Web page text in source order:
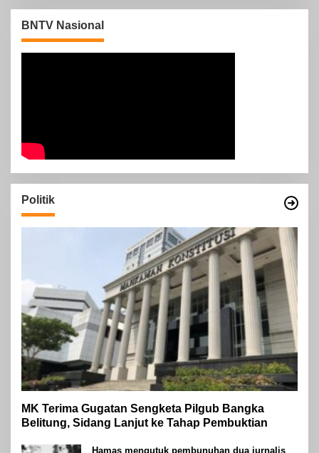
BNTV Nasional
Politik
MK Terima Gugatan Sengketa Pilgub Bangka
Belitung, Sidang Lanjut ke Tahap Pembuktian
Hamas mengutuk pembunuhan dua jurnalis